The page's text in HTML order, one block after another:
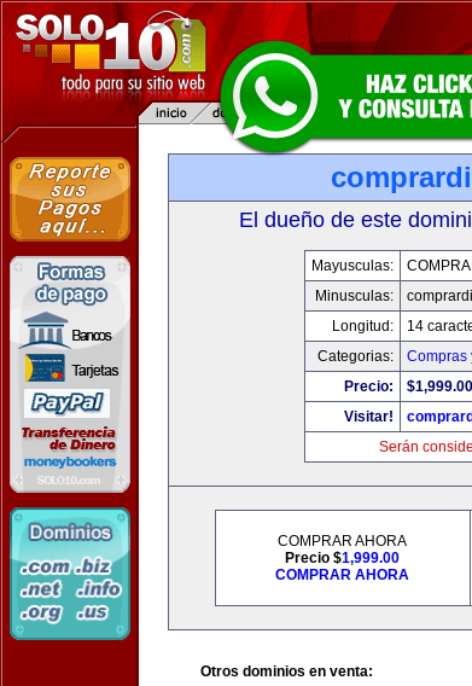
El dueño de este
Mayusculas:
Minusculas:
Longitud:
14
Categorias:
Compras
Precio:
$1,999.00
Visitar!
Serán
COMPRAR AHORA
Precio $1,999.00
COMPRAR AHORA
Otros dominios en venta: